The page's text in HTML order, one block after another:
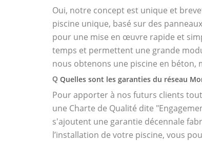
Oui, notre concept est unique et
piscine unique, basé sur des
pour une mise en œuvre rapide et
temps et permettent une grande
nous obtenons une piscine en
Q Quelles sont les garanties du réseau
Pour apporter à nos futurs clients
une Charte de Qualité dite
s'ajoutent une garantie décennale
l’installation de votre piscine, vous